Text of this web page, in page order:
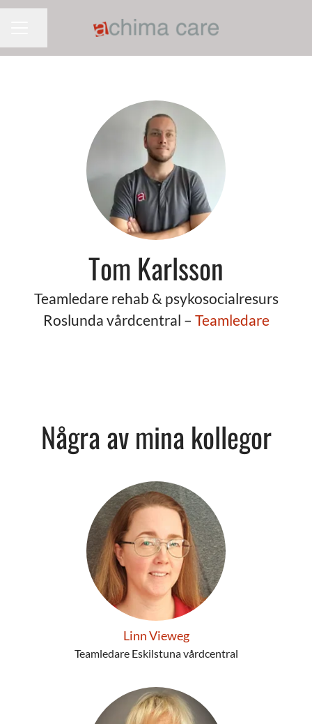
Tom Karlsson
Teamledare rehab & psykosocialresurs
Roslunda vårdcentral – Teamledare
Några av mina kollegor
Linn Vieweg
Teamledare Eskilstuna vårdcentral